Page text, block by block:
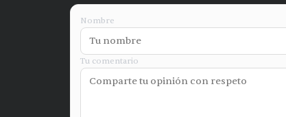
Nombre
Tu comentario